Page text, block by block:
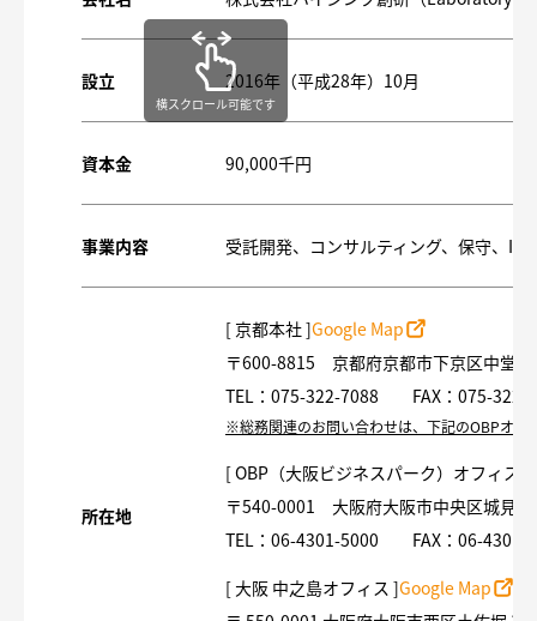
設立 2016年（平成28年）10月
資本金 90,000千円
事業内容 受託開発、コンサルティング、保守、
所在地
[ 京都本社 ]Google Map
〒600-8815 京都府京都市下京区中堂
TEL：075-322-7088 FAX：075-322-
※総務関連のお問い合わせは、下記のOBPオフ
[ OBP（大阪ビジネスパーク）オフィス ]
〒540-0001 大阪府大阪市中央区城見
TEL：06-4301-5000 FAX：06-4301-
[ 大阪 中之島オフィス ]Google Map
横スクロール可能です